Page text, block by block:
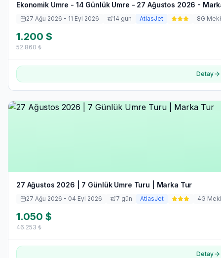
Ekonomik Umre - 14 Günlük Umre - 27 Ağustos 2026 -
27 Ağu 2026 - 11 Eyl 2026 14 gün AtlasJet 8G
1.200 $
52.860 ₺
Detay
27 Ağustos 2026 | 7 Günlük Umre Turu | Marka Tur
27 Ağu 2026 - 04 Eyl 2026 7 gün AtlasJet 4G
1.050 $
46.253 ₺
Detay